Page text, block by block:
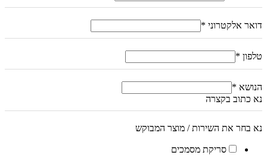
דואר אלקטרוני *
טלפון *
הנושא *
נא כתוב בקצרה
נא בחר את השירות / מוצר המבוקש
סריקת מסמכים